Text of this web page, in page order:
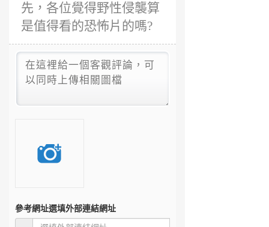
先，各位覺得野性侵襲算
是值得看的恐怖片的嗎?
參考網址選填外部連結網址